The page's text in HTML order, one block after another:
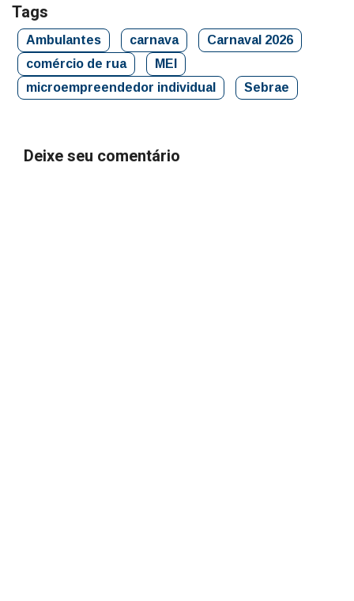
Tags
Ambulantes carnava
Carnaval 2026
comércio de rua
MEI
microempreendedor individual
Sebrae
Deixe seu comentário